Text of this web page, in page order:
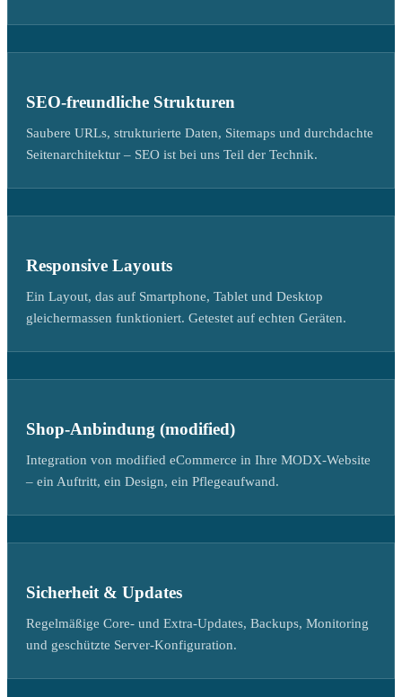
SEO-freundliche Strukturen
Saubere URLs, strukturierte Daten, Sitemaps und durchdachte
Seitenarchitektur – SEO ist bei uns Teil der Technik.
Responsive Layouts
Ein Layout, das auf Smartphone, Tablet und Desktop
gleichermassen funktioniert. Getestet auf echten Geräten.
Shop-Anbindung (modified)
Integration von modified eCommerce in Ihre MODX-Website
– ein Auftritt, ein Design, ein Pflegeaufwand.
Sicherheit & Updates
Regelmäßige Core- und Extra-Updates, Backups, Monitoring
und geschützte Server-Konfiguration.